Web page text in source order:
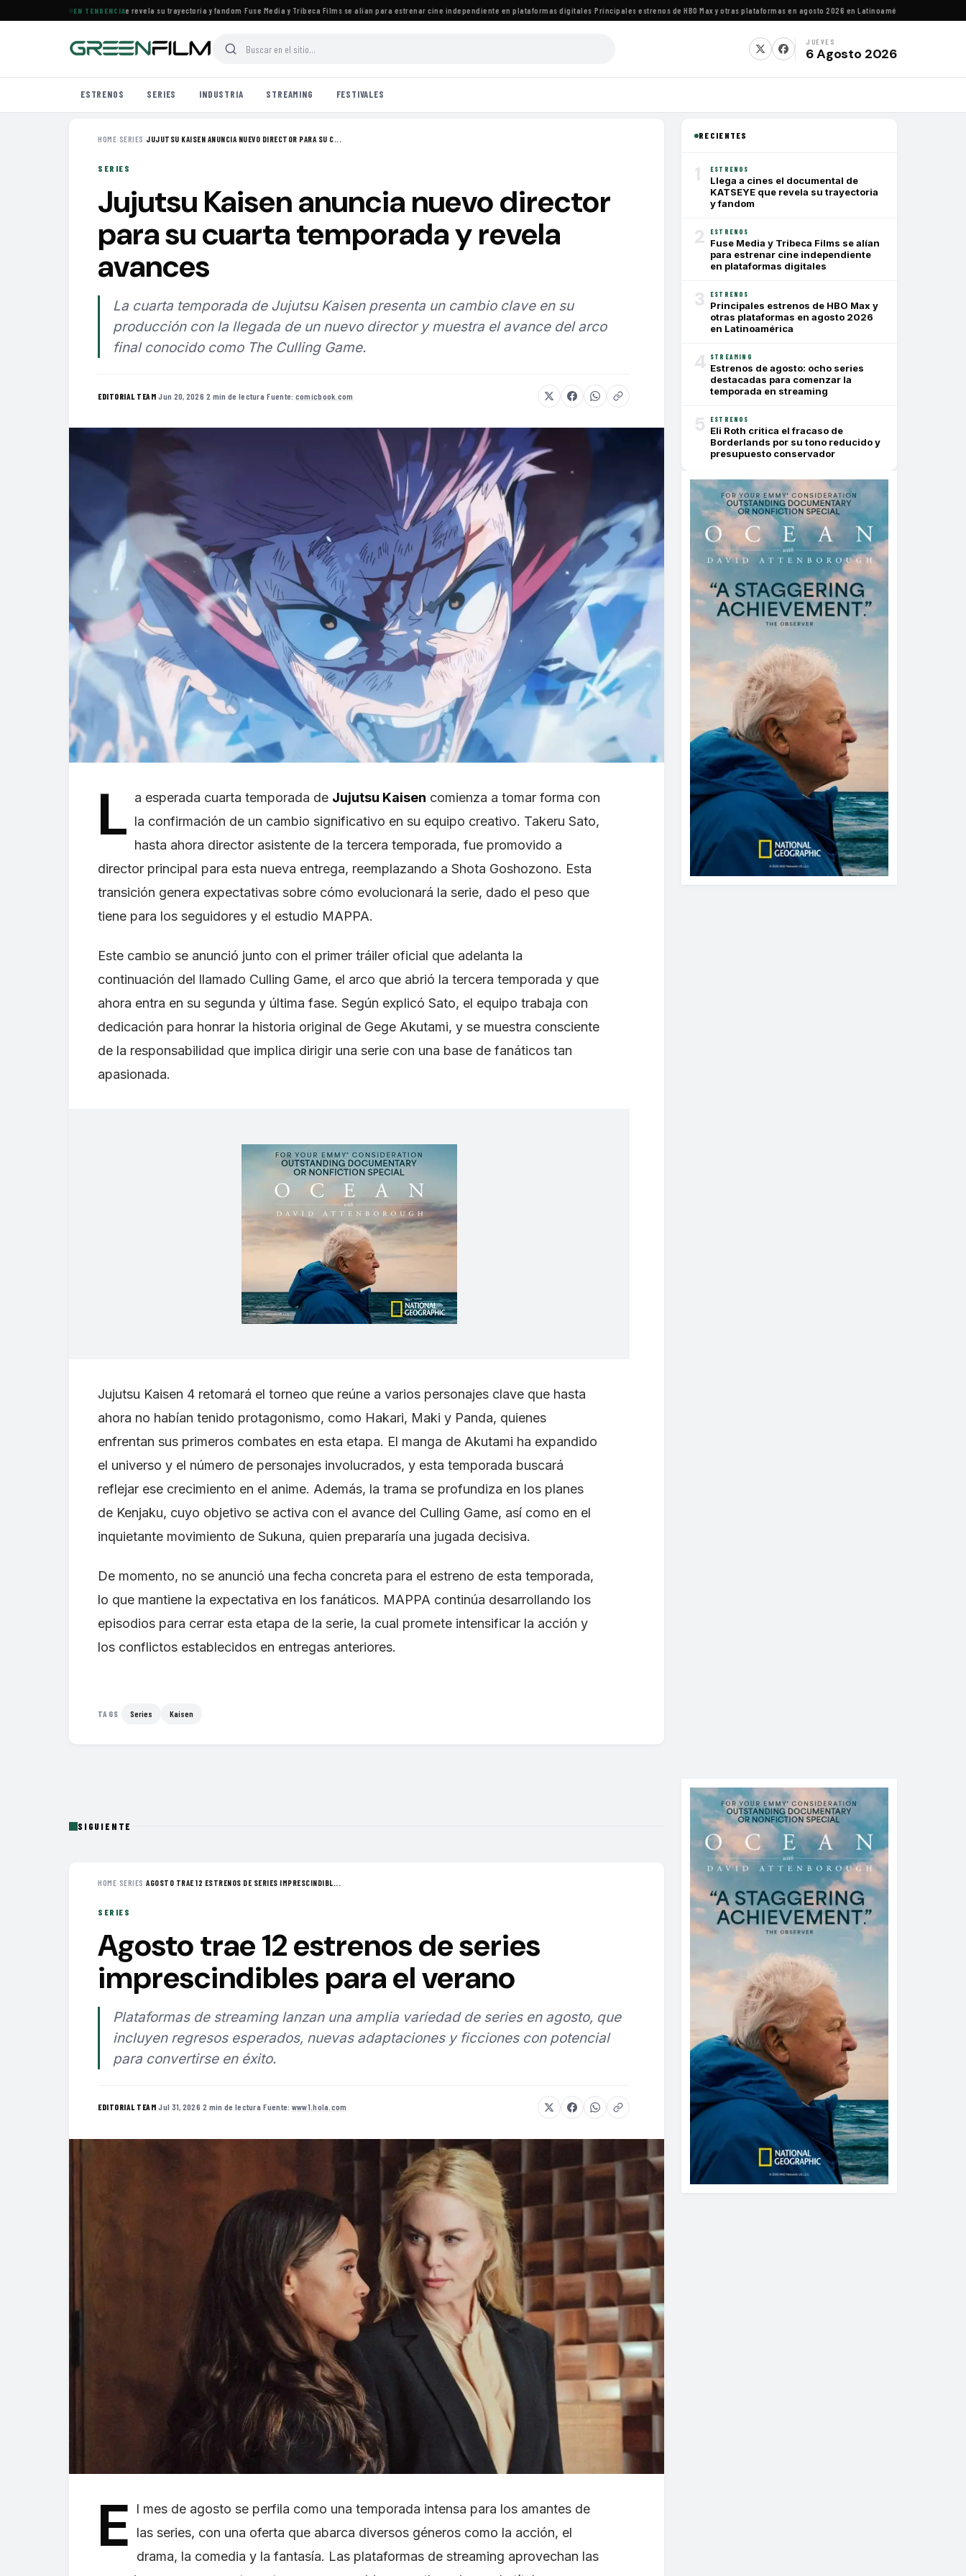
EN TENDENCIA
el documental de KATSEYE que revela su trayectoria y fandom·Fuse Media y Tribeca Films se alían para estrenar cine independiente en plataformas digitales·Principales estrenos de HBO Max y otras plataformas en agosto 2026 en Latinoamérica
JUEVES
6 Agosto 2026
ESTRENOS SERIES INDUSTRIA STREAMING FESTIVALES
HOME› SERIES ›JUJUTSU KAISEN ANUNCIA NUEVO DIRECTOR PARA SU C...
SERIES
Jujutsu Kaisen anuncia nuevo director
para su cuarta temporada y revela
avances
La cuarta temporada de Jujutsu Kaisen presenta un cambio clave en su
producción con la llegada de un nuevo director y muestra el avance del arco
final conocido como The Culling Game.
EDITORIAL TEAM·Jun 20, 2026·2 min de lectura·Fuente: comicbook.com
L a esperada cuarta temporada de Jujutsu Kaisen comienza a tomar forma con
la confirmación de un cambio significativo en su equipo creativo. Takeru Sato,
hasta ahora director asistente de la tercera temporada, fue promovido a
director principal para esta nueva entrega, reemplazando a Shota Goshozono. Esta
transición genera expectativas sobre cómo evolucionará la serie, dado el peso que
tiene para los seguidores y el estudio MAPPA.
Este cambio se anunció junto con el primer tráiler oficial que adelanta la
continuación del llamado Culling Game, el arco que abrió la tercera temporada y que
ahora entra en su segunda y última fase. Según explicó Sato, el equipo trabaja con
dedicación para honrar la historia original de Gege Akutami, y se muestra consciente
de la responsabilidad que implica dirigir una serie con una base de fanáticos tan
apasionada.
Jujutsu Kaisen 4 retomará el torneo que reúne a varios personajes clave que hasta
ahora no habían tenido protagonismo, como Hakari, Maki y Panda, quienes
enfrentan sus primeros combates en esta etapa. El manga de Akutami ha expandido
el universo y el número de personajes involucrados, y esta temporada buscará
reflejar ese crecimiento en el anime. Además, la trama se profundiza en los planes
de Kenjaku, cuyo objetivo se activa con el avance del Culling Game, así como en el
inquietante movimiento de Sukuna, quien prepararía una jugada decisiva.
De momento, no se anunció una fecha concreta para el estreno de esta temporada,
lo que mantiene la expectativa en los fanáticos. MAPPA continúa desarrollando los
episodios para cerrar esta etapa de la serie, la cual promete intensificar la acción y
los conflictos establecidos en entregas anteriores.
TAGS Series Kaisen
RECIENTES
1 ESTRENOS
Llega a cines el documental de
KATSEYE que revela su trayectoria
y fandom
2 ESTRENOS
Fuse Media y Tribeca Films se alían
para estrenar cine independiente
en plataformas digitales
3 ESTRENOS
Principales estrenos de HBO Max y
otras plataformas en agosto 2026
en Latinoamérica
4 STREAMING
Estrenos de agosto: ocho series
destacadas para comenzar la
temporada en streaming
5 ESTRENOS
Eli Roth critica el fracaso de
Borderlands por su tono reducido y
presupuesto conservador
SIGUIENTE
HOME› SERIES ›AGOSTO TRAE 12 ESTRENOS DE SERIES IMPRESCINDIBL...
SERIES
Agosto trae 12 estrenos de series
imprescindibles para el verano
Plataformas de streaming lanzan una amplia variedad de series en agosto, que
incluyen regresos esperados, nuevas adaptaciones y ficciones con potencial
para convertirse en éxito.
EDITORIAL TEAM·Jul 31, 2026·2 min de lectura·Fuente: www1.hola.com
E
l mes de agosto se perfila como una temporada intensa para los amantes de
las series, con una oferta que abarca diversos géneros como la acción, el
drama, la comedia y la fantasía. Las plataformas de streaming aprovechan las